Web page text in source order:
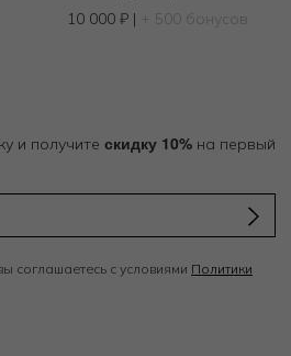
10 000 ₽| + 500 бонусов
и получите скидку 10% на первый
соглашаетесь с условиями Политики